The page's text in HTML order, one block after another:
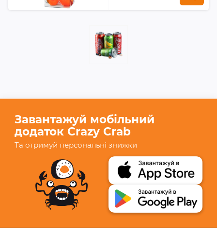
Завантажуй мобільний
додаток Crazy Crab
Та отримуй персональні знижки